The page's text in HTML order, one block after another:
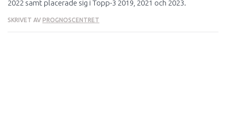
2022 samt placerade sig i Topp-3 2019, 2021 och 2023.
SKRIVET AV PROGNOSCENTRET